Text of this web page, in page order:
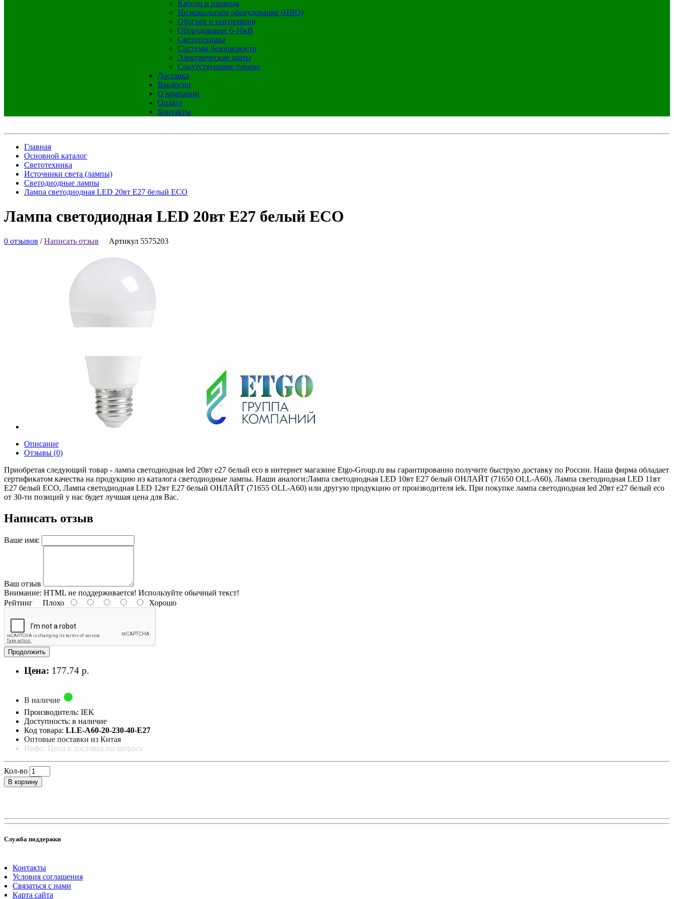
Кабели и провода
Низковольтное оборудование (НВО)
Обогрев и вентиляция
Оборудование 6-10кВ
Светотехника
Системы безопасности
Электрические щиты
Сопутствующие товары
Доставка
Вакансии
О компании
Оплата
Контакты
Главная
Основной каталог
Светотехника
Источники света (лампы)
Светодиодные лампы
Лампа светодиодная LED 20вт Е27 белый ECO
Лампа светодиодная LED 20вт Е27 белый ECO
0 отзывов /Написать отзыв Артикул 5575203
Описание
Отзывы (0)
Приобретая следующий товар - лампа светодиодная led 20вт е27 белый eco в интернет магазине Etgo-Group.ru вы гарантированно получите быструю доставку по России. Наша фирма обладает
сертификатом качества на продукцию из каталога светодиодные лампы. Наши аналоги:Лампа светодиодная LED 10вт Е27 белый ОНЛАЙТ (71650 ОLL-A60), Лампа светодиодная LED 11вт
E27 белый ECO, Лампа светодиодная LED 12вт Е27 белый ОНЛАЙТ (71655 ОLL-A60) или другую продукцию от производителя iek. При покупке лампа светодиодная led 20вт е27 белый eco
от 30-ти позиций у нас будет лучшая цена для Вас.
Написать отзыв
Ваше имя:
Ваш отзыв
Внимание: HTML не поддерживается! Используйте обычный текст!
Рейтинг Плохо Хорошо
Продолжить
Цена: 177.74 р.
В наличие
Производитель: IEK
Доступность: в наличие
Код товара: LLE-A60-20-230-40-E27
Оптовые поставки из Китая
Инфо: Цена и доставка по запросу
Кол-во
В корзину
Служба поддержки
Контакты
Условия соглашения
Связаться с нами
Карта сайта